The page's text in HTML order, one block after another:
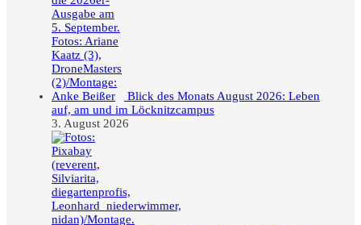
Blick des Monats August 2026: Leben
auf, am und im Löcknitzcampus
3. August 2026